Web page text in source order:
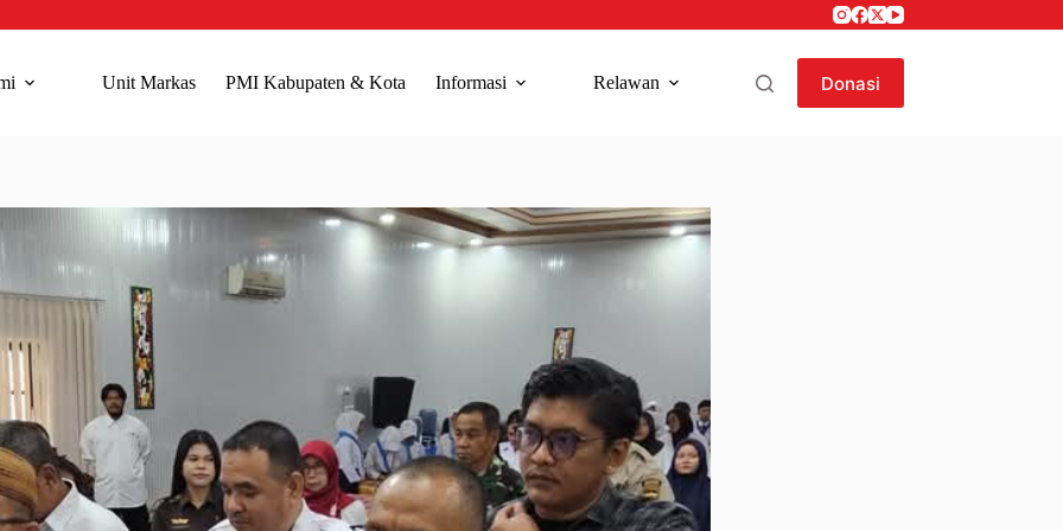
Unit Markas PMI Kabupaten & Kota Informasi Relawan Donasi